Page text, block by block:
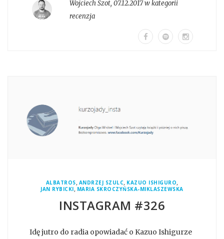
Wojciech Szot,07.12.2017 w kategorii
recenzja
ALBATROS, ANDRZEJ SZULC, KAZUO ISHIGURO,
JAN RYBICKI, MARIA SKROCZYŃSKA-MIKLASZEWSKA
INSTAGRAM #326
Idę jutro do radia opowiadać o Kazuo Ishigurze